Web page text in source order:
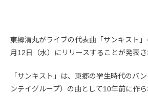
東郷清丸がライブの代表曲「サンキスト
月12日（水）にリリースすることが発表さ
「サンキスト」は、東郷の学生時代のバ
ンテイグループ）の曲として10年前に作